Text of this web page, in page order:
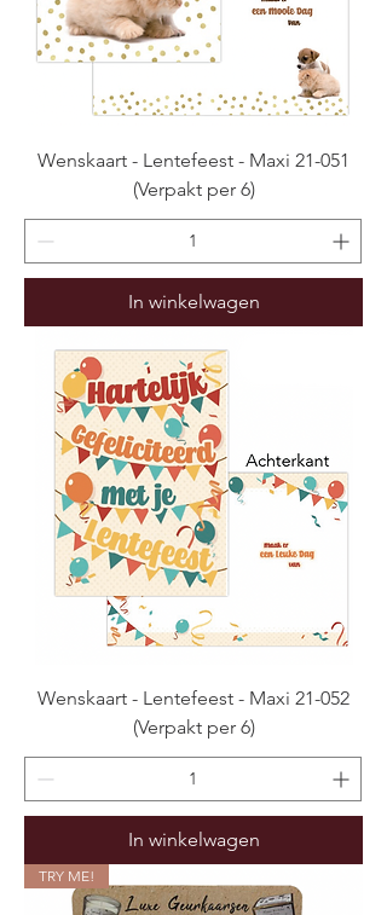
Wenskaart - Lentefeest - Maxi 21-051
(Verpakt per 6)
In winkelwagen
Wenskaart - Lentefeest - Maxi 21-052
(Verpakt per 6)
In winkelwagen
TRY ME!